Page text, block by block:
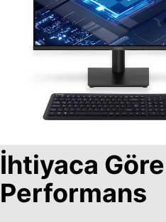
İhtiyaca
Performans